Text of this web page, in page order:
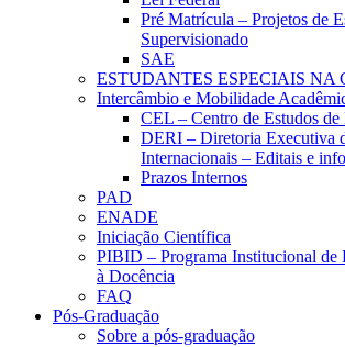
Pré Matrícula – Projetos de
Supervisionado
SAE
ESTUDANTES ESPECIAIS NA
Intercâmbio e Mobilidade
CEL – Centro de Estudos de
DERI – Diretoria Executiva
Internacionais – Editais e
Prazos Internos
PAD
ENADE
Iniciação Científica
PIBID – Programa Institucional de
à Docência
FAQ
Pós-Graduação
Sobre a pós-graduação